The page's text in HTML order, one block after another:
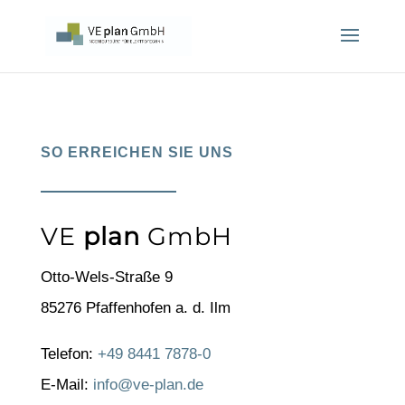
SO ERREICHEN SIE UNS
VE plan GmbH
Otto-Wels-Straße 9
85276 Pfaffenhofen a. d. Ilm
Telefon: +49 8441 7878-0
E-Mail: info@ve-plan.de